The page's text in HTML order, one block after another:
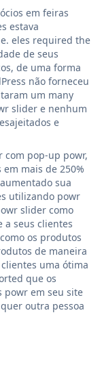
em feiras
estava
eles required the
de seus
de uma forma
não forneceu
um many
slider e nenhum
e
com pop-up powr,
mais de 250%
sua
utilizando powr
slider como
seus clientes
os produtos
de maneira
uma ótima
que os
powr em seu site
outra pessoa